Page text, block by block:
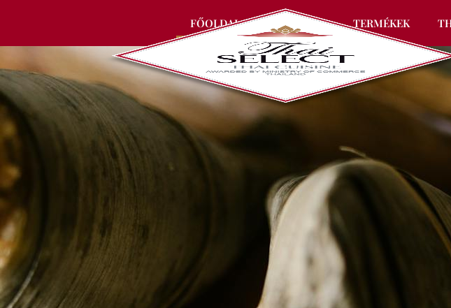
FŐOLDAL ÉTTERMEK TERMÉKEK